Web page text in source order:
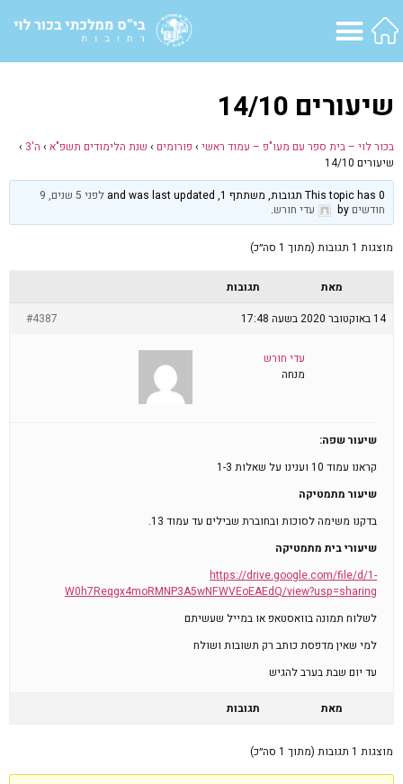
שיעורים 14/10
בכור לוי – בית ספר עם מעו"פ – עמוד ראשי › פורומים › שנת הלימודים תשפ"א › ה'3
›
שיעורים 14/10
This topic has 0 תגובות, משתתף 1, and was last updated
לפני 5 שנים, 9
חודשים by עדי חורש.
מוצגות 1 תגובות (מתוך 1 סה״כ)
מאת
תגובות
14 באוקטובר 2020 בשעה 17:48
#4387
עדי חורש
מנחה
שיעור שפה:
קראנו עמוד 10 וענינו על שאלות 1-3
שיעור מתמטיקה
בדקנו משימה לסוכות ובחוברת שבילים עד עמוד 13.
שיעורי בית מתמטיקה
https://drive.google.com/file/d/1-
W0h7Reqgx4moRMNP3A5wNFWVEoEAEdQ/view?usp=sharing
לשלוח תמונה בוואסטאפ או במייל שעשיתם
למי שאין מדפסת כותב רק תשובות ושולח
עד יום שבת בערב להגיש
מאת תגובות
מוצגות 1 תגובות (מתוך 1 סה״כ)